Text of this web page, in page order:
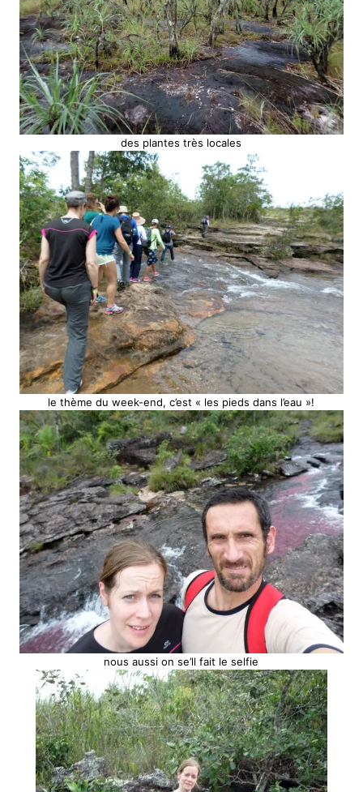
des plantes très locales
le thème du week-end, c’est « les pieds dans l’eau »!
nous aussi on se’ll fait le selfie